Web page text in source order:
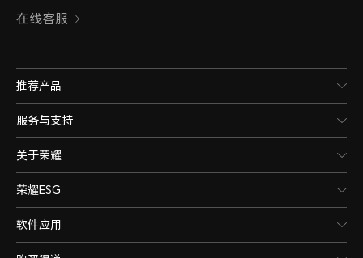
在线客服
推荐产品
服务与支持
关于荣耀
荣耀ESG
软件应用